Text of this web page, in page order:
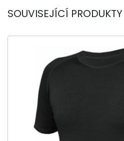
SOUVISEJÍCÍ PRODUKTY